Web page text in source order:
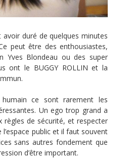
avoir duré de quelques minutes
peut être des enthousiastes,
Yves Blondeau ou des super
ont le BUGGY ROLLIN et la
ce sont rarement les
Un ego trop grand a
règles de sécurité, et respecter
public et il faut souvent
sans autres fondement que
d’être important.